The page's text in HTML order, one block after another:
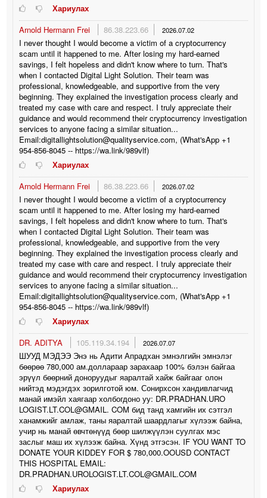
Хариулах
Arnold Hermann Frei
86.38.223.66 2026.07.02
I never thought I would become a victim of a cryptocurrency
scam until it happened to me. After losing my hard-earned
savings, I felt hopeless and didn't know where to turn. That's
when I contacted Digital Light Solution. Their team was
professional, knowledgeable, and supportive from the very
beginning. They explained the investigation process clearly and
treated my case with care and respect. I truly appreciate their
guidance and would recommend their cryptocurrency investigation
services to anyone facing a similar situation...
Email:digitallightsolution@qualityservice.com, (What'sApp +1
954-856-8045 -- https://wa.link/989vlf)
Хариулах
Arnold Hermann Frei
86.38.223.66 2026.07.02
I never thought I would become a victim of a cryptocurrency
scam until it happened to me. After losing my hard-earned
savings, I felt hopeless and didn't know where to turn. That's
when I contacted Digital Light Solution. Their team was
professional, knowledgeable, and supportive from the very
beginning. They explained the investigation process clearly and
treated my case with care and respect. I truly appreciate their
guidance and would recommend their cryptocurrency investigation
services to anyone facing a similar situation...
Email:digitallightsolution@qualityservice.com, (What'sApp +1
954-856-8045 -- https://wa.link/989vlf)
Хариулах
DR. ADITYA
105.119.34.194 2026.07.07
ШУУД МЭДЭЭ Энэ нь Адити Апрадхан эмнэлгийн эмнэлэг
бөөрөө 780,000 ам.доллараар зарахаар 100% бэлэн байгаа
эрүүл бөөрний доноруудыг яаралтай хайж байгааг олон
нийтэд мэдэгдэх зорилготой юм. Сонирхсон хандивлагчид
манай имэйл хаягаар холбогдоно уу: DR.PRADHAN.URO
LOGIST.LT.COL@GMAIL. COM бид танд хамгийн их сэтгэл
ханамжийг амлаж, таны яаралтай шаардлагыг хүлээж байна,
учир нь манай өвчтөнүүд бөөр шилжүүлэн суулгах мэс
заслыг маш их хүлээж байна. Хүнд этгэсэн. IF YOU WANT TO
DONATE YOUR KIDDEY FOR $ 780,000.OOUSD CONTACT
THIS HOSPITAL EMAIL:
DR.PRADHAN.UROLOGIST.LT.COL@GMAIL.COM
Хариулах